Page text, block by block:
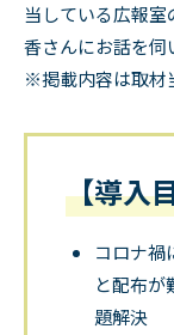
当している広報
香さんにお話を伺
※掲載内容は取材
【導入
コロナ禍
と配布
題解決